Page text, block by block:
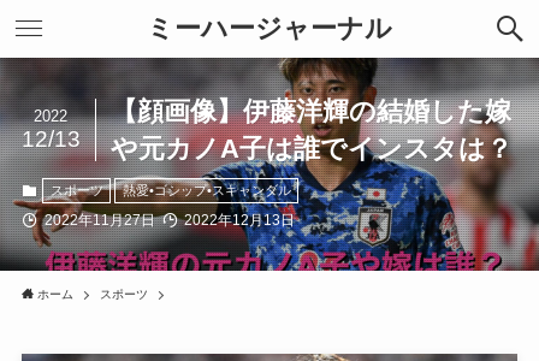
ミーハージャーナル
【顔画像】伊藤洋輝の結婚した嫁
や元カノA子は誰でインスタは？
2022
12/13
スポーツ 熱愛•ゴシップ•スキャンダル
2022年11月27日 2022年12月13日
ホーム スポーツ